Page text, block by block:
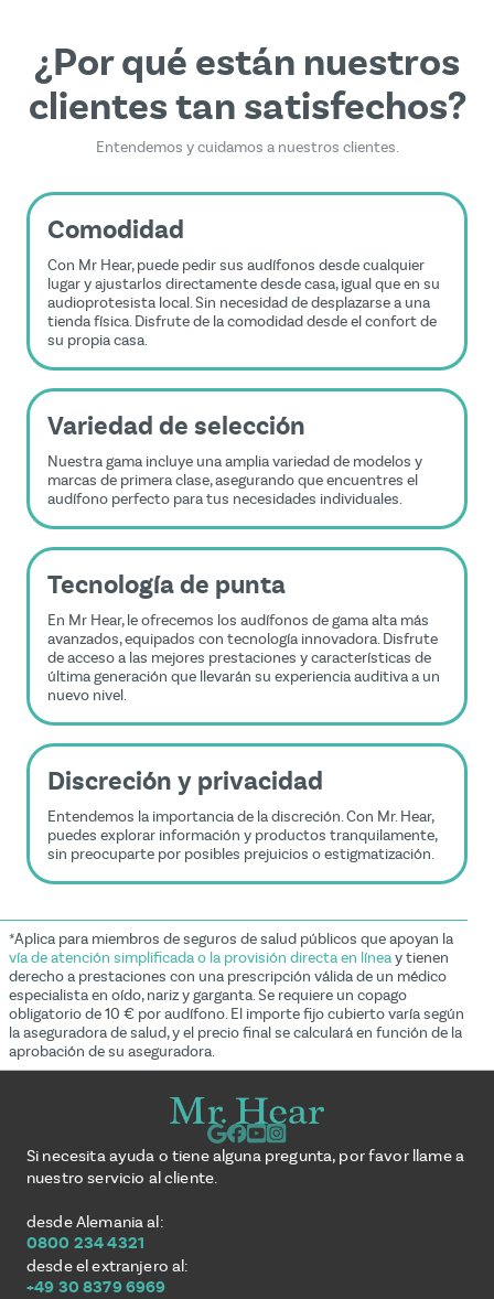
¿Por qué están nuestros
clientes tan satisfechos?
Entendemos y cuidamos a nuestros clientes.
Comodidad
Con Mr Hear, puede pedir sus audífonos desde cualquier
lugar y ajustarlos directamente desde casa, igual que en su
audioprotesista local. Sin necesidad de desplazarse a una
tienda física. Disfrute de la comodidad desde el confort de
su propia casa.
Variedad de selección
Nuestra gama incluye una amplia variedad de modelos y
marcas de primera clase, asegurando que encuentres el
audífono perfecto para tus necesidades individuales.
Tecnología de punta
En Mr Hear, le ofrecemos los audífonos de gama alta más
avanzados, equipados con tecnología innovadora. Disfrute
de acceso a las mejores prestaciones y características de
última generación que llevarán su experiencia auditiva a un
nuevo nivel.
Discreción y privacidad
Entendemos la importancia de la discreción. Con Mr. Hear,
puedes explorar información y productos tranquilamente,
sin preocuparte por posibles prejuicios o estigmatización.
*Aplica para miembros de seguros de salud públicos que apoyan la
vía de atención simplificada o la provisión directa en líneay tienen
derecho a prestaciones con una prescripción válida de un médico
especialista en oído, nariz y garganta. Se requiere un copago
obligatorio de 10 € por audífono. El importe fijo cubierto varía según
la aseguradora de salud, y el precio final se calculará en función de la
aprobación de su aseguradora.
Si necesita ayuda o tiene alguna pregunta, por favor llame a
nuestro servicio al cliente.
desde Alemania al:
0800 234 4321
desde el extranjero al:
+49 30 8379 6969